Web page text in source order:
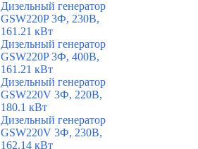
Дизельный генератор
GSW220P 3Ф, 230В,
161.21 кВт
Дизельный генератор
GSW220P 3Ф, 400В,
161.21 кВт
Дизельный генератор
GSW220V 3Ф, 220В,
180.1 кВт
Дизельный генератор
GSW220V 3Ф, 230В,
162.14 кВт